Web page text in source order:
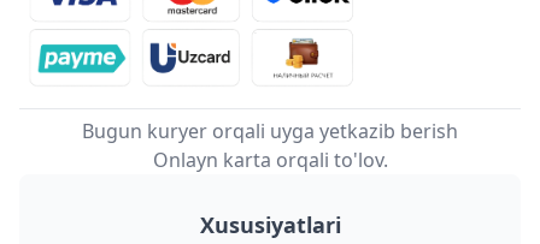
Bugun kuryer orqali uyga yetkazib berish
Onlayn karta orqali to'lov.
Xususiyatlari